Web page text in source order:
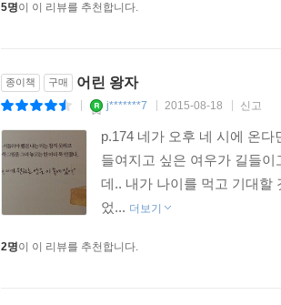
5명이 이 리뷰를 추천합니다.
종이책 구매 어린 왕자
j*******7 2015-08-18 신고
p.174 네가 오후 네 시에 온
들여지고 싶은 여우가 길들
데.. 내가 나이를 먹고 기대할
었... 더보기
2명이 이 리뷰를 추천합니다.